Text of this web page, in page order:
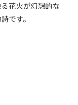
花火が幻想的な
です。